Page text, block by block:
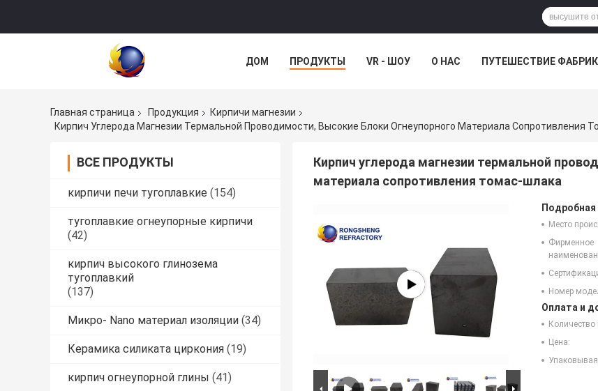
ДОМ ПРОДУКТЫ VR - ШОУ О НАС ПУТЕШЕСТВИЕ
Главная страница Продукция
Кирпичи магнезии
Кирпич Углерода Магнезии Термальной Проводимости, Высокие Блоки Огнеупорного Материала Сопротивления
ВСЕ ПРОДУКТЫ
кирпичи печи тугоплавкие (154)
тугоплавкие огнеупорные кирпичи
(42)
кирпич высокого глинозема
тугоплавкий
(137)
Микро- Nano материал изоляции (34)
Керамика силиката циркония (19)
кирпич огнеупорной глины (41)
Кирпич углерода магнезии термальной
материала сопротивления томас-шлака
Подробная
Место
Фирменное
Номер
Оплата и
Количество
Цена: